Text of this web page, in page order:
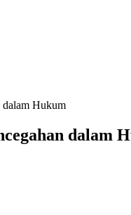
dalam Hukum
dalam